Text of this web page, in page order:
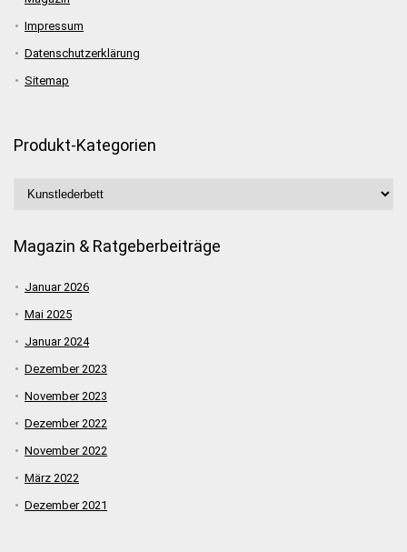
Impressum
Datenschutzerklärung
Sitemap
Produkt-Kategorien
Magazin & Ratgeberbeiträge
Januar 2026
Mai 2025
Januar 2024
Dezember 2023
November 2023
Dezember 2022
November 2022
März 2022
Dezember 2021